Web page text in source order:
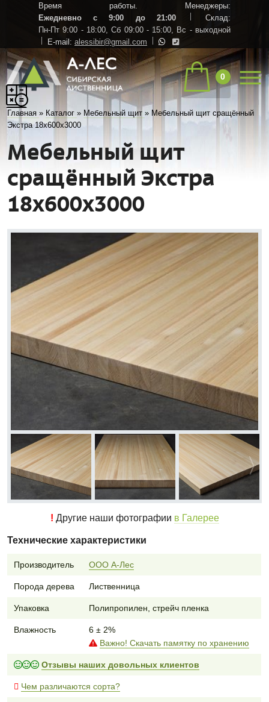
Время работы. Менеджеры:
Ежедневно с 9:00 до 21:00
Склад:
Пн-Пт 9:00 - 18:00, Сб 09:00 - 15:00, Вс - выходной
E-mail: alessibir@gmail.com
0
Главная » Каталог » Мебельный щит » Мебельный щит сращённый
Экстра 18х600х3000
Мебельный щит
сращённый Экстра
18х600х3000
! Другие наши фотографии в Галерее
Технические характеристики
Производитель ООО А-Лес
Порода дерева Лиственница
Упаковка Полипропилен, стрейч пленка
Влажность
6 ± 2%
Важно! Скачать памятку по хранению
Отзывы наших довольных клиентов
Чем различаются сорта?